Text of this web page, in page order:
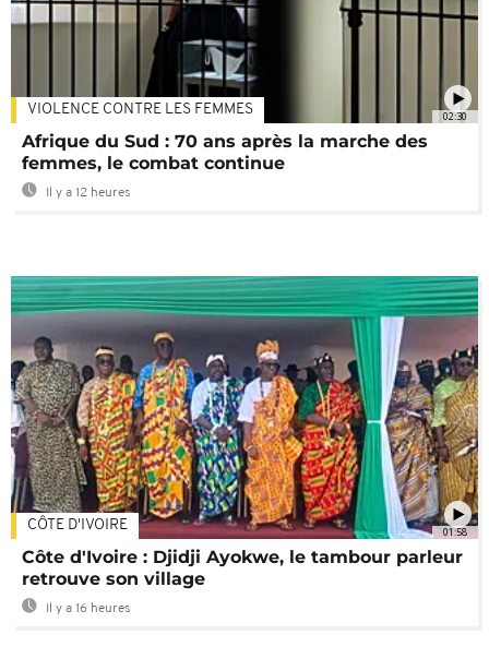
02:30
VIOLENCE CONTRE LES FEMMES
Afrique du Sud : 70 ans après la marche des
femmes, le combat continue
Il y a 12 heures
01:58
CÔTE D'IVOIRE
Côte d'Ivoire : Djidji Ayokwe, le tambour parleur
retrouve son village
Il y a 16 heures